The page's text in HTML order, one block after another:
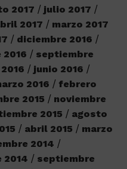
2017
julio 2017
2017
marzo 2017
diciembre 2016
septiembre
junio 2016
2016
febrero
2015
noviembre
2015
agosto
abril 2015
marzo
2014
2014
septiembre